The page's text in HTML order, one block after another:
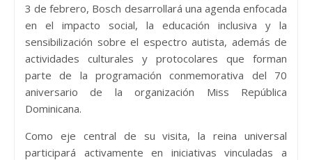
3 de febrero, Bosch desarrollará una agenda enfocada
en el impacto social, la educación inclusiva y la
sensibilización sobre el espectro autista, además de
actividades culturales y protocolares que forman
parte de la programación conmemorativa del 70
aniversario de la organización Miss República
Dominicana.
Como eje central de su visita, la reina universal
participará activamente en iniciativas vinculadas a